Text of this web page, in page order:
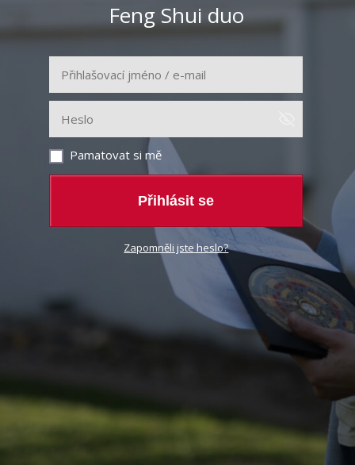
Feng Shui duo
Pamatovat si mě
Přihlásit se
Zapomněli jste heslo?